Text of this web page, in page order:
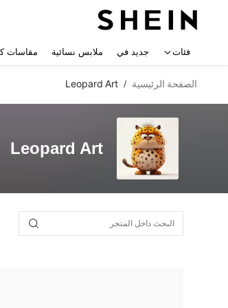
فئات جديد في ملابس نسائية مقاسات
الصفحة الرئيسية /
Leopard Art
Leopard Art